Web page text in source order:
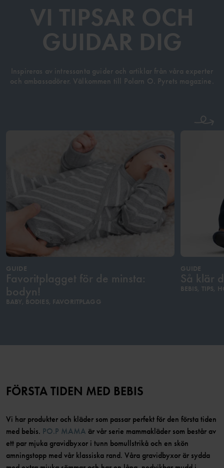
VI TIPSAR OCH
GUIDAR DIG
Inspireras av intressanta guider och artiklar från våra experter
och ambassadörer. Välkommen till Polarn O. Pyrets magazine.
GUIDE
Favoritplagget för de minsta:
bodyn!
BABY, BODIES, FAVORITPLAGG
GUIDE
Så klär
BEBIS, TIPS,
FÖRSTA TIDEN MED BEBIS
Vi har produkter och kläder som passar perfekt för den första tiden
med bebis. PO.P MAMA är vår serie mammakläder som består av
ett par mjuka gravidbyxor i tunn bomullstrikå och en skön
amningstopp med vår klassiska rand. Våra gravidbyxor är sydda